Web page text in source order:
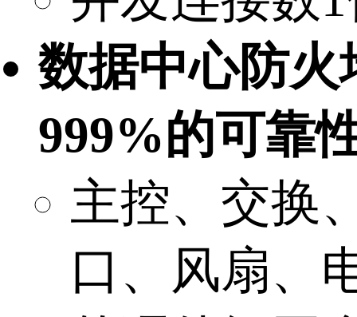
数据中心防火
999%的可靠
主控、交换
口、风扇、